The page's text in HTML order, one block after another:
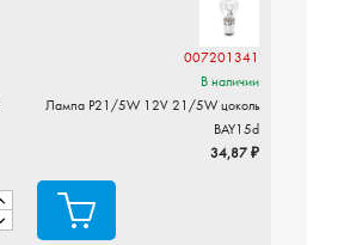
007201341
В наличии
Лампа P21/5W 12V 21/5W цоколь
BAY15d
34,87 ₽